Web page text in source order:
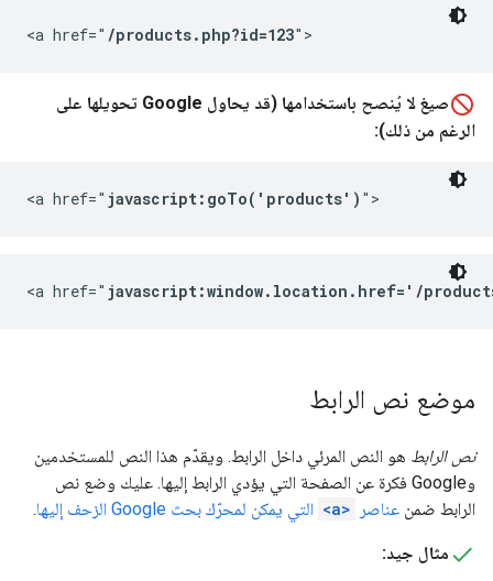
<a href=" /products.php?id=123">
صيغ لا يُنصح باستخدامها (قد يحاول Google تحويلها على
الرغم من ذلك):
<a href=" javascript:goTo('products') ">
<a href=" javascript:window.location.href='/
موضع نص الرابط
نص الرابط هو النص المرئي داخل الرابط. ويقدّم هذا النص للمستخدمين
وGoogle فكرة عن الصفحة التي يؤدي الرابط إليها. عليك وضع نص
الرابط ضمن عناصر <a> التي يمكن لمحرّك بحث Google الزحف إليها .
مثال جيد: